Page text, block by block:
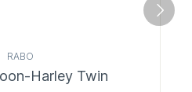
RABO
Harley Twin